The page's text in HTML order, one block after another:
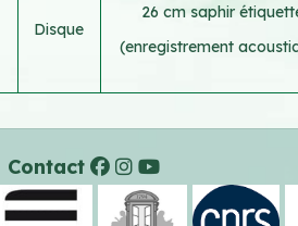
Disque
26 cm saphir
(enregistrement
Contact